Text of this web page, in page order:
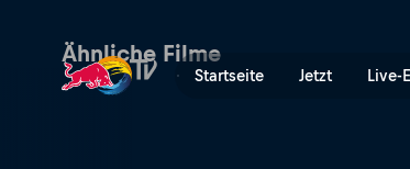
Startseite Jetzt Live-
Mission to the Edge
Ähnliche Filme